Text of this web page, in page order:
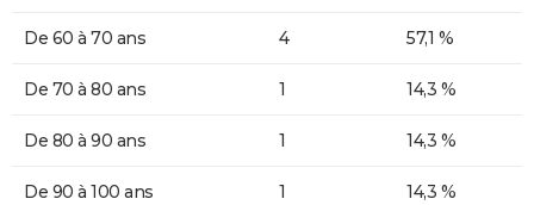
De 60 à 70 ans 4 57,1 %
De 70 à 80 ans 1 14,3 %
De 80 à 90 ans 1 14,3 %
De 90 à 100 ans 1 14,3 %